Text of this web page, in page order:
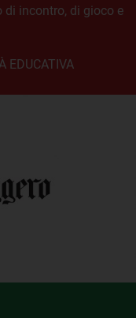
incontro, di gioco e
EDUCATIVA